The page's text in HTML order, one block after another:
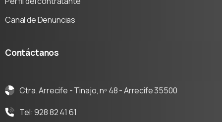
Canal de Denuncias
Contáctanos
Ctra. Arrecife - Tinajo, nº 48 - Arrecife 35500
Tel: 928 82 41 61